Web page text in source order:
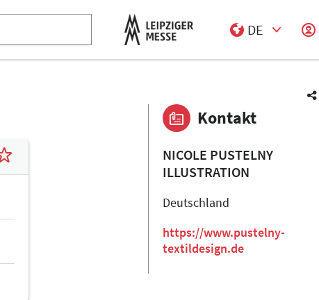
DE
Kontakt
NICOLE PUSTELNY
ILLUSTRATION
Deutschland
https://www.pustelny-
textildesign.de